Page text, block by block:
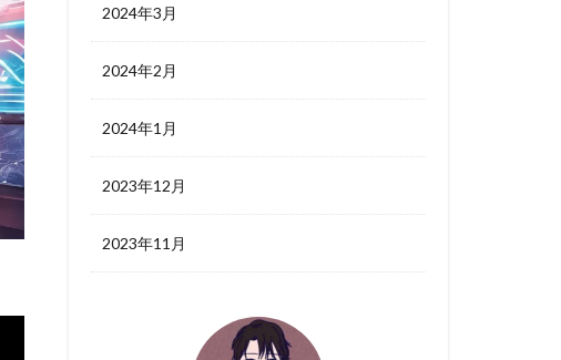
2024年3月
2024年2月
2024年1月
2023年12月
2023年11月